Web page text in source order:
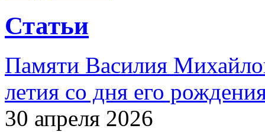
Статьи
Памяти Василия
летия со дня его
30 апреля 2026